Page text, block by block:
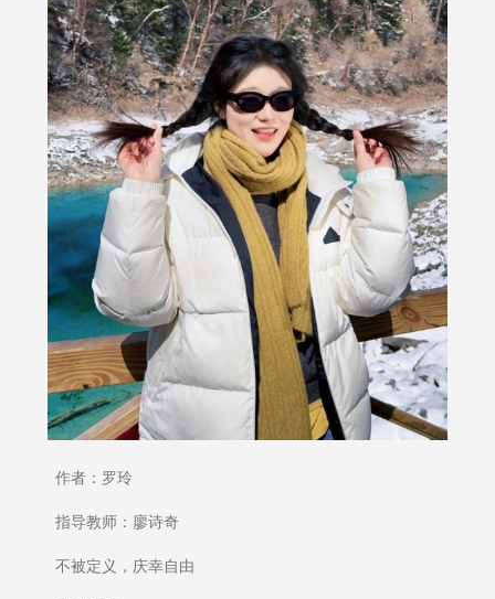
作者：罗玲
指导教师：廖诗奇
不被定义，庆幸自由